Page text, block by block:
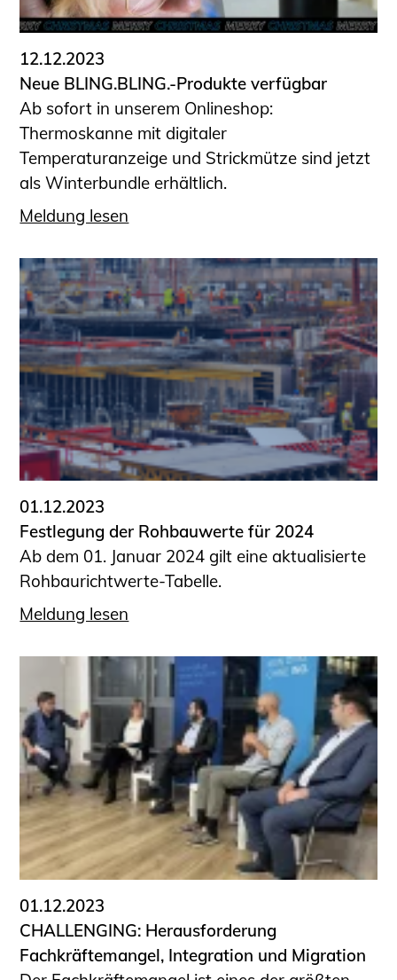
12.12.2023
Neue BLING.BLING.-Produkte verfügbar
Ab sofort in unserem Onlineshop:
Thermoskanne mit digitaler
Temperaturanzeige und Strickmütze sind jetzt
als Winterbundle erhältlich.
Meldung lesen
01.12.2023
Festlegung der Rohbauwerte für 2024
Ab dem 01. Januar 2024 gilt eine aktualisierte
Rohbaurichtwerte-Tabelle.
Meldung lesen
01.12.2023
CHALLENGING: Herausforderung
Fachkräftemangel, Integration und Migration